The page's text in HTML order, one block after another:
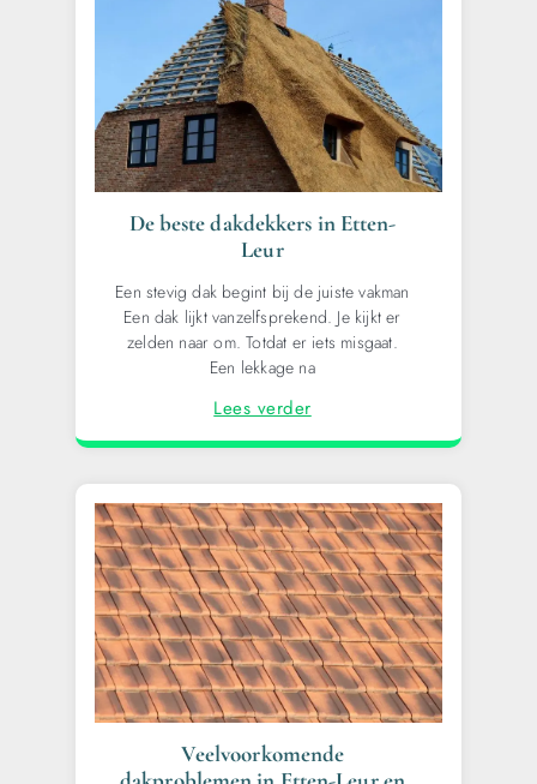
De beste dakdekkers in Etten-
Leur
Een stevig dak begint bij de juiste vakman
Een dak lijkt vanzelfsprekend. Je kijkt er
zelden naar om. Totdat er iets misgaat.
Een lekkage na
Lees verder
Veelvoorkomende